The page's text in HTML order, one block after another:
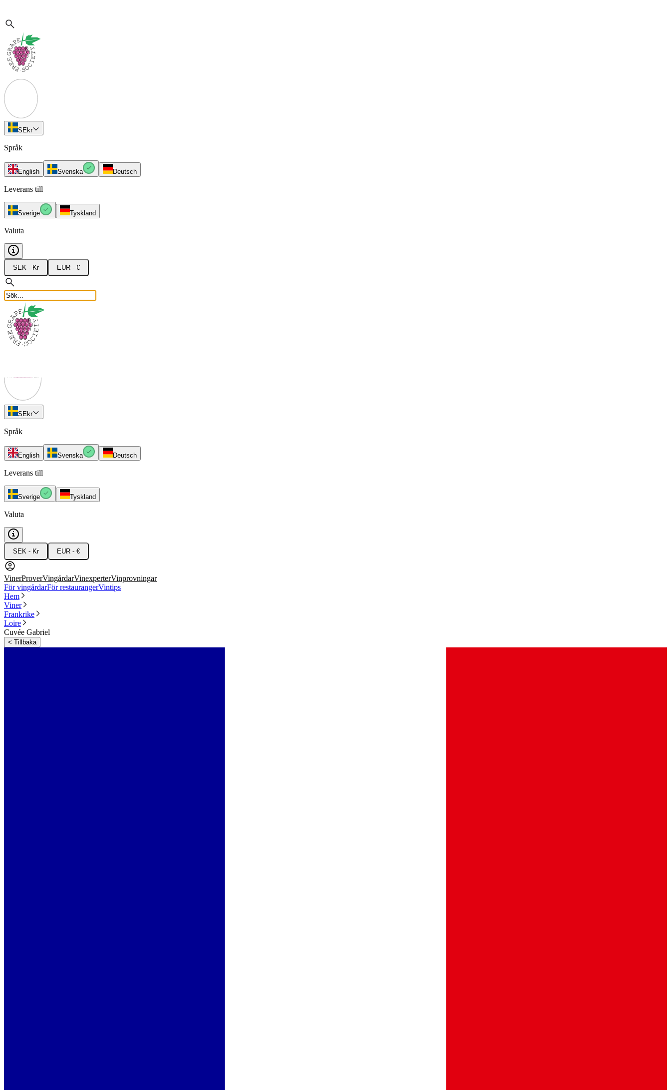
SEkr
Språk
English Svenska Deutsch
Leverans till
Sverige Tyskland
Valuta
SEK - Kr EUR - €
SEkr
Språk
English Svenska Deutsch
Leverans till
Sverige Tyskland
Valuta
SEK - Kr EUR - €
VinerProverVingårdarVinexperterVinprovningar
För vingårdarFör restaurangerVintips
Hem
Viner
Frankrike
Loire
Cuvée Gabriel
< Tillbaka